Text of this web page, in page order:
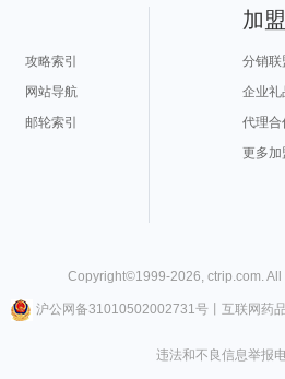
攻略索引
网站导航
邮轮索引
加
分销联
企业礼
代理合
更多加
Copyright©1999-2026 ctrip.com .
沪公网备31010502002731号丨 互联网药
违法和不良信息举报